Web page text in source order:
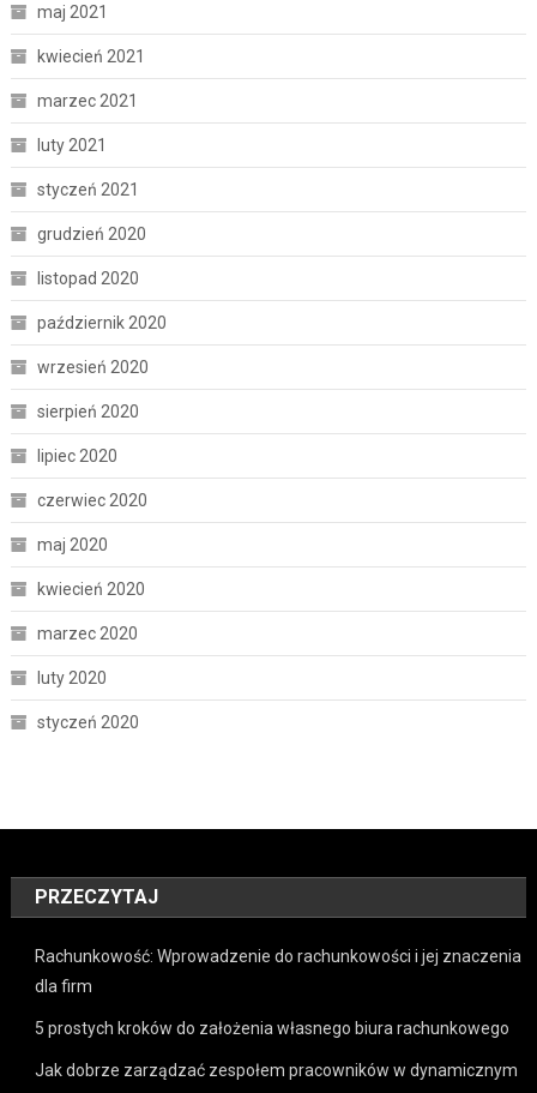
maj 2021
kwiecień 2021
marzec 2021
luty 2021
styczeń 2021
grudzień 2020
listopad 2020
październik 2020
wrzesień 2020
sierpień 2020
lipiec 2020
czerwiec 2020
maj 2020
kwiecień 2020
marzec 2020
luty 2020
styczeń 2020
PRZECZYTAJ
Rachunkowość: Wprowadzenie do rachunkowości i jej znaczenia
dla firm
5 prostych kroków do założenia własnego biura rachunkowego
Jak dobrze zarządzać zespołem pracowników w dynamicznym